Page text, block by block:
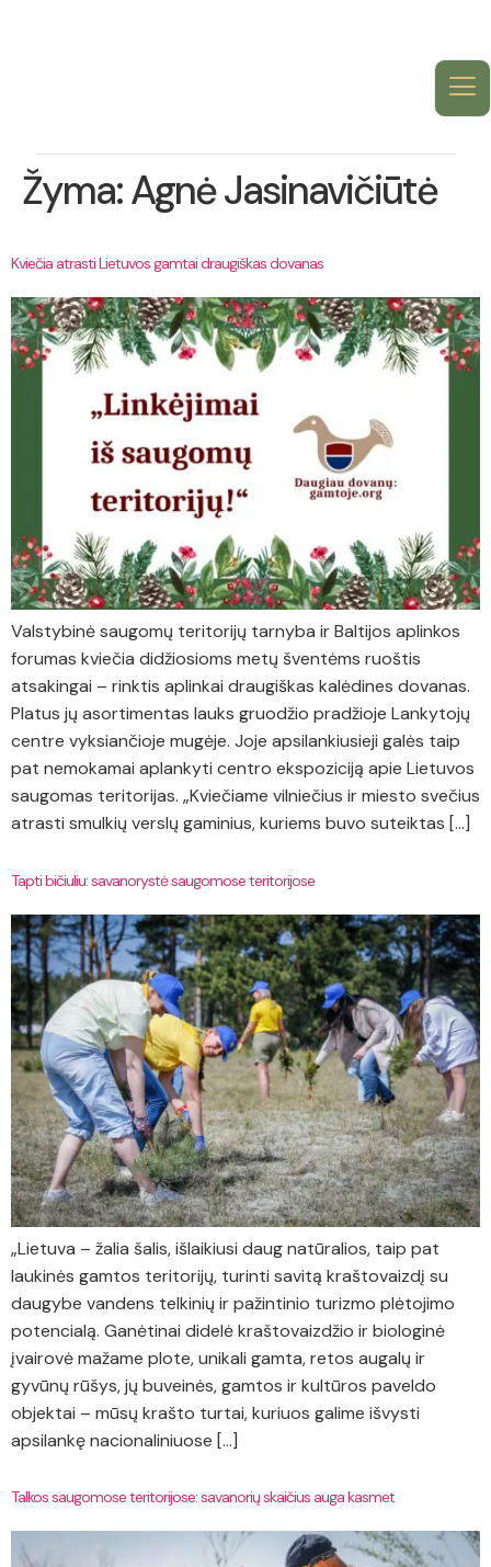
Žyma:Agnė Jasinavičiūtė
Kviečia atrasti Lietuvos gamtai draugiškas dovanas
Valstybinė saugomų teritorijų tarnyba ir Baltijos aplinkos
forumas kviečia didžiosioms metų šventėms ruoštis
atsakingai – rinktis aplinkai draugiškas kalėdines dovanas.
Platus jų asortimentas lauks gruodžio pradžioje Lankytojų
centre vyksiančioje mugėje. Joje apsilankiusieji galės taip
pat nemokamai aplankyti centro ekspoziciją apie Lietuvos
saugomas teritorijas. „Kviečiame vilniečius ir miesto svečius
atrasti smulkių verslų gaminius, kuriems buvo suteiktas […]
Tapti bičiuliu: savanorystė saugomose teritorijose
„Lietuva – žalia šalis, išlaikiusi daug natūralios, taip pat
laukinės gamtos teritorijų, turinti savitą kraštovaizdį su
daugybe vandens telkinių ir pažintinio turizmo plėtojimo
potencialą. Ganėtinai didelė kraštovaizdžio ir biologinė
įvairovė mažame plote, unikali gamta, retos augalų ir
gyvūnų rūšys, jų buveinės, gamtos ir kultūros paveldo
objektai – mūsų krašto turtai, kuriuos galime išvysti
apsilankę nacionaliniuose […]
Talkos saugomose teritorijose: savanorių skaičius auga kasmet